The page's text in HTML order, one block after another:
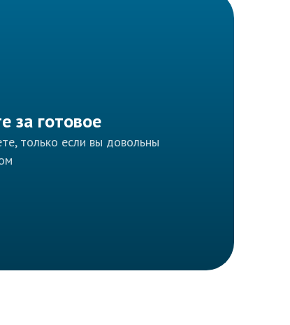
за готовое
только если вы довольны